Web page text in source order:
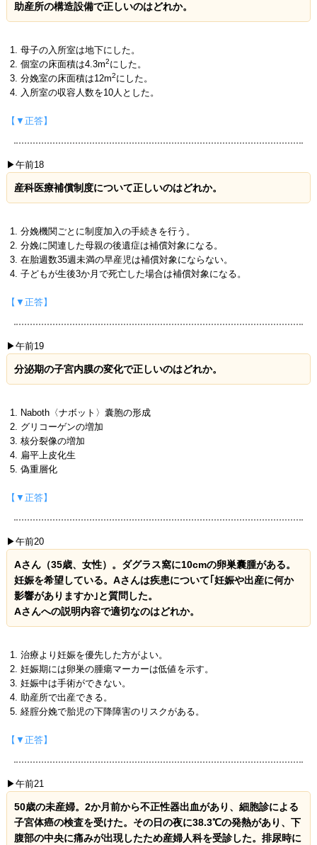
助産所の構造設備で正しいのはどれか。
母子の入所室は地下にした。
個室の床面積は4.3m2にした。
分娩室の床面積は12m2にした。
入所室の収容人数を10人とした。
【▼正答】
▶午前18
産科医療補償制度について正しいのはどれか。
分娩機関ごとに制度加入の手続きを行う。
分娩に関連した母親の後遺症は補償対象になる。
在胎週数35週未満の早産児は補償対象にならない。
子どもが生後3か月で死亡した場合は補償対象になる。
【▼正答】
▶午前19
分泌期の子宮内膜の変化で正しいのはどれか。
Naboth〈ナボット〉囊胞の形成
グリコーゲンの増加
核分裂像の増加
扁平上皮化生
偽重層化
【▼正答】
▶午前20
Aさん（35歳、女性）。ダグラス窩に10cmの卵巣囊腫がある。
妊娠を希望している。Aさんは疾患について｢妊娠や出産に何か
影響がありますか｣と質問した。
Aさんへの説明内容で適切なのはどれか。
治療より妊娠を優先した方がよい。
妊娠期には卵巣の腫瘍マーカーは低値を示す。
妊娠中は手術ができない。
助産所で出産できる。
経腟分娩で胎児の下降障害のリスクがある。
【▼正答】
▶午前21
50歳の未産婦。2か月前から不正性器出血があり、細胞診による
子宮体癌の検査を受けた。その日の夜に38.3℃の発熱があり、下
腹部の中央に痛みが出現したため産婦人科を受診した。排尿時に